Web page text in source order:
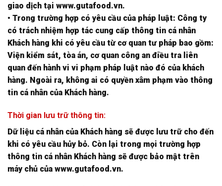
giao dịch tại www.gutafood.vn.
• Trong trường hợp có yêu cầu của pháp luật: Công ty
có trách nhiệm hợp tác cung cấp thông tin cá nhân
Khách hàng khi có yêu cầu từ cơ quan tư pháp bao gồm:
Viện kiểm sát, tòa án, cơ quan công an điều tra liên
quan đến hành vi vi phạm pháp luật nào đó của khách
hàng. Ngoài ra, không ai có quyền xâm phạm vào thông
tin cá nhân của Khách hàng.
Thời gian lưu trữ thông tin:
Dữ liệu cá nhân của Khách hàng sẽ được lưu trữ cho đến
khi có yêu cầu hủy bỏ. Còn lại trong mọi trường hợp
thông tin cá nhân Khách hàng sẽ được bảo mật trên
máy chủ của www.gutafood.vn.